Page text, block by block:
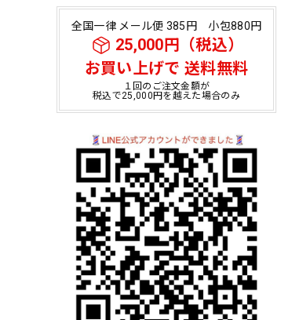
全国一律 メール便 385円 小包880円
25,000円（税込）
お買い上げで 送料無料
１回のご注文金額が
税込で25,000円を越えた場合のみ